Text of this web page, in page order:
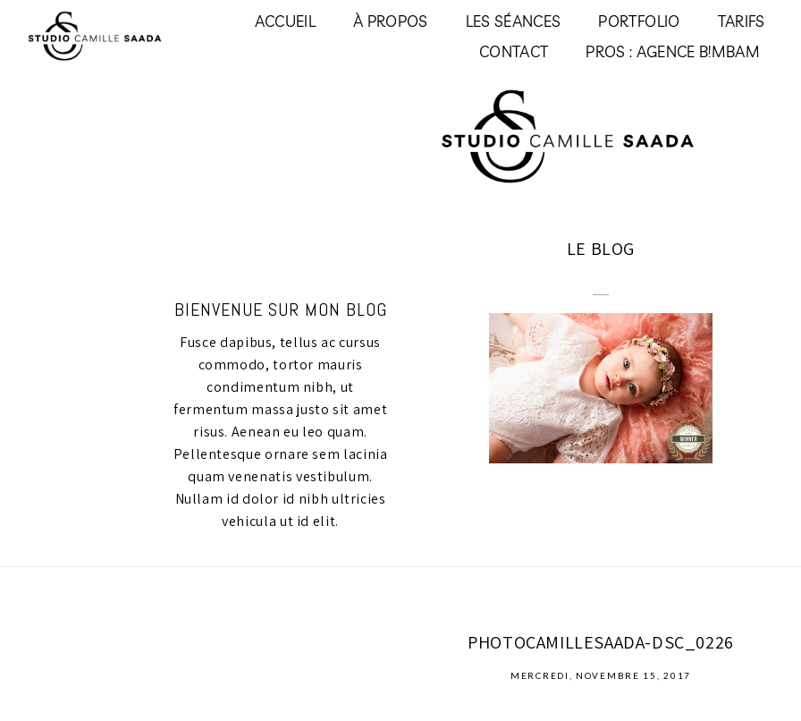
ACCUEIL À PROPOS LES SÉANCES PORTFOLIO TARIFS
CONTACT
PROS : AGENCE B!MBAM
BIENVENUE SUR MON BLOG
Fusce dapibus, tellus ac cursus
commodo, tortor mauris
condimentum nibh, ut
fermentum massa justo sit amet
risus. Aenean eu leo quam.
Pellentesque ornare sem lacinia
quam venenatis vestibulum.
Nullam id dolor id nibh ultricies
vehicula ut id elit.
LE BLOG
PHOTOCAMILLESAADA-DSC_0226
MERCREDI, NOVEMBRE 15, 2017